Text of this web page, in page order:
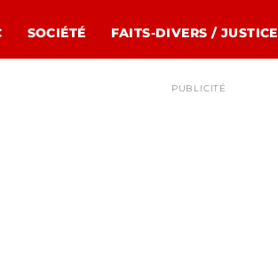
SOCIÉTÉ FAITS-DIVERS / JUSTICE
PUBLICITÉ